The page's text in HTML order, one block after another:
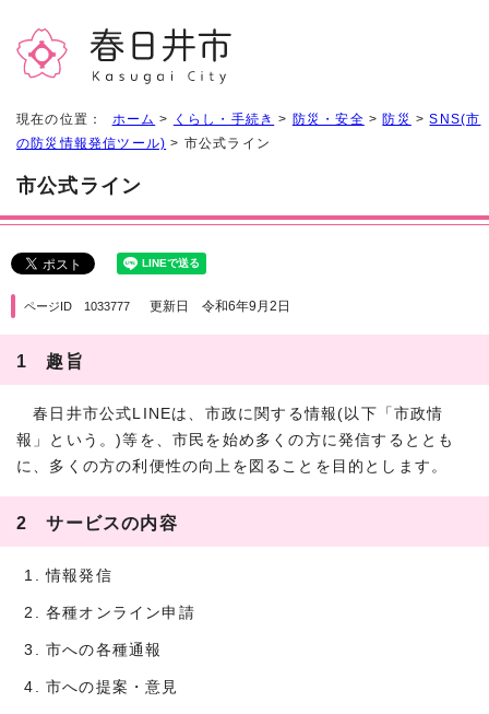
現在の位置： ホーム > くらし・手続き > 防災・安全 >防災 >SNS(市
の防災情報発信ツール) > 市公式ライン
市公式ライン
ページID 1033777 更新日 令和6年9月2日
1 趣旨
春日井市公式LINEは、市政に関する情報(以下「市政情
報」という。)等を、市民を始め多くの方に発信するととも
に、多くの方の利便性の向上を図ることを目的とします。
2 サービスの内容
情報発信
各種オンライン申請
市への各種通報
市への提案・意見